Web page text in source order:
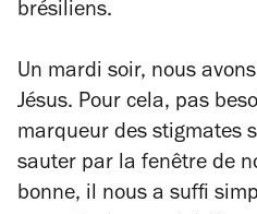
brésiliens.
Un mardi soir, nous
Jésus. Pour cela, pas
marqueur des stigmates
sauter par la fenêtre de
bonne, il nous a suffi